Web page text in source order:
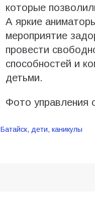
которые
А яркие
мероприятие
провести
способностей и
детьми.
Фото управления
Батайск, дети, каникулы